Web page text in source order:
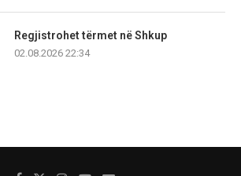
Regjistrohet tërmet në Shkup
02.08.2026 22:34